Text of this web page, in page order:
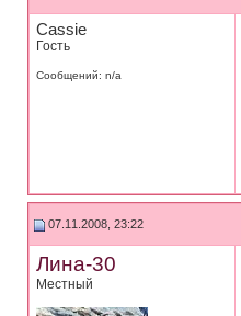
Cassie
Гость
Сообщений: n/a
07.11.2008, 23:22
Лина-30
Местный